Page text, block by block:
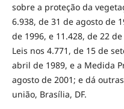
sobre a proteção da
6.938, de 31 de agosto de
de 1996, e 11.428, de 22
Leis nos 4.771, de 15 de
abril de 1989, e a Medida
agosto de 2001; e dá
união, Brasília, DF.